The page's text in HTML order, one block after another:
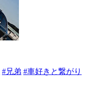
#兄弟 #車好きと繋がり